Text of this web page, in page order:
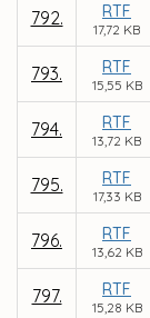
792. RTF
17,72 KB
793. RTF
15,55 KB
794. RTF
13,72 KB
795. RTF
17,33 KB
796. RTF
13,62 KB
797. RTF
15,28 KB